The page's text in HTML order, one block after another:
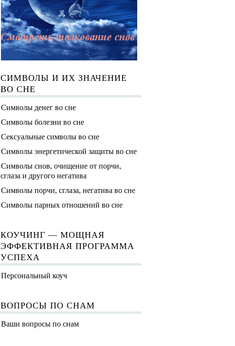
СИМВОЛЫ И ИХ ЗНАЧЕНИЕ
ВО СНЕ
Символы денег во сне
Символы болезни во сне
Сексуальные символы во сне
Символы энергетической защиты во сне
Символы снов, очищение от порчи,
сглаза и другого негатива
Символы порчи, сглаза, негатива во сне
Символы парных отношений во сне
КОУЧИНГ — МОЩНАЯ
ЭФФЕКТИВНАЯ ПРОГРАММА
УСПЕХА
Персональный коуч
ВОПРОСЫ ПО СНАМ
Ваши вопросы по снам